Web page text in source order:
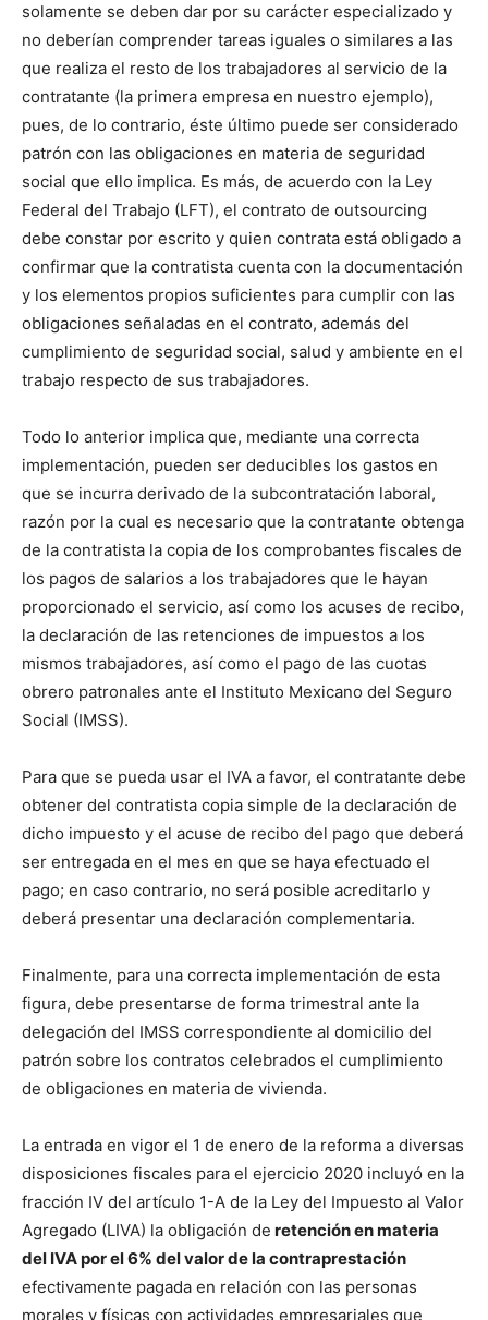
solamente se deben dar por su carácter especializado y
no deberían comprender tareas iguales o similares a las
que realiza el resto de los trabajadores al servicio de la
contratante (la primera empresa en nuestro ejemplo),
pues, de lo contrario, éste último puede ser considerado
patrón con las obligaciones en materia de seguridad
social que ello implica. Es más, de acuerdo con la Ley
Federal del Trabajo (LFT), el contrato de outsourcing
debe constar por escrito y quien contrata está obligado a
confirmar que la contratista cuenta con la documentación
y los elementos propios suficientes para cumplir con las
obligaciones señaladas en el contrato, además del
cumplimiento de seguridad social, salud y ambiente en el
trabajo respecto de sus trabajadores.
Todo lo anterior implica que, mediante una correcta
implementación, pueden ser deducibles los gastos en
que se incurra derivado de la subcontratación laboral,
razón por la cual es necesario que la contratante obtenga
de la contratista la copia de los comprobantes fiscales de
los pagos de salarios a los trabajadores que le hayan
proporcionado el servicio, así como los acuses de recibo,
la declaración de las retenciones de impuestos a los
mismos trabajadores, así como el pago de las cuotas
obrero patronales ante el Instituto Mexicano del Seguro
Social (IMSS).
Para que se pueda usar el IVA a favor, el contratante debe
obtener del contratista copia simple de la declaración de
dicho impuesto y el acuse de recibo del pago que deberá
ser entregada en el mes en que se haya efectuado el
pago; en caso contrario, no será posible acreditarlo y
deberá presentar una declaración complementaria.
Finalmente, para una correcta implementación de esta
figura, debe presentarse de forma trimestral ante la
delegación del IMSS correspondiente al domicilio del
patrón sobre los contratos celebrados el cumplimiento
de obligaciones en materia de vivienda.
La entrada en vigor el 1 de enero de la reforma a diversas
disposiciones fiscales para el ejercicio 2020 incluyó en la
fracción IV del artículo 1-A de la Ley del Impuesto al Valor
Agregado (LIVA) la obligación de retención en materia
del IVA por el 6% del valor de la contraprestación
efectivamente pagada en relación con las personas
morales y físicas con actividades empresariales que